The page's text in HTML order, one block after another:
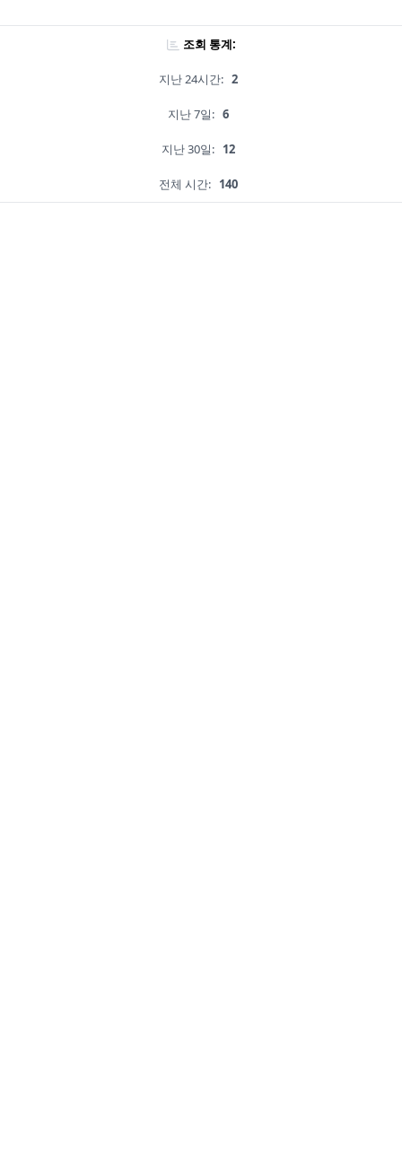
조회 통계:
지난 24시간: 2
지난 7일: 6
지난 30일: 12
전체 시간: 140